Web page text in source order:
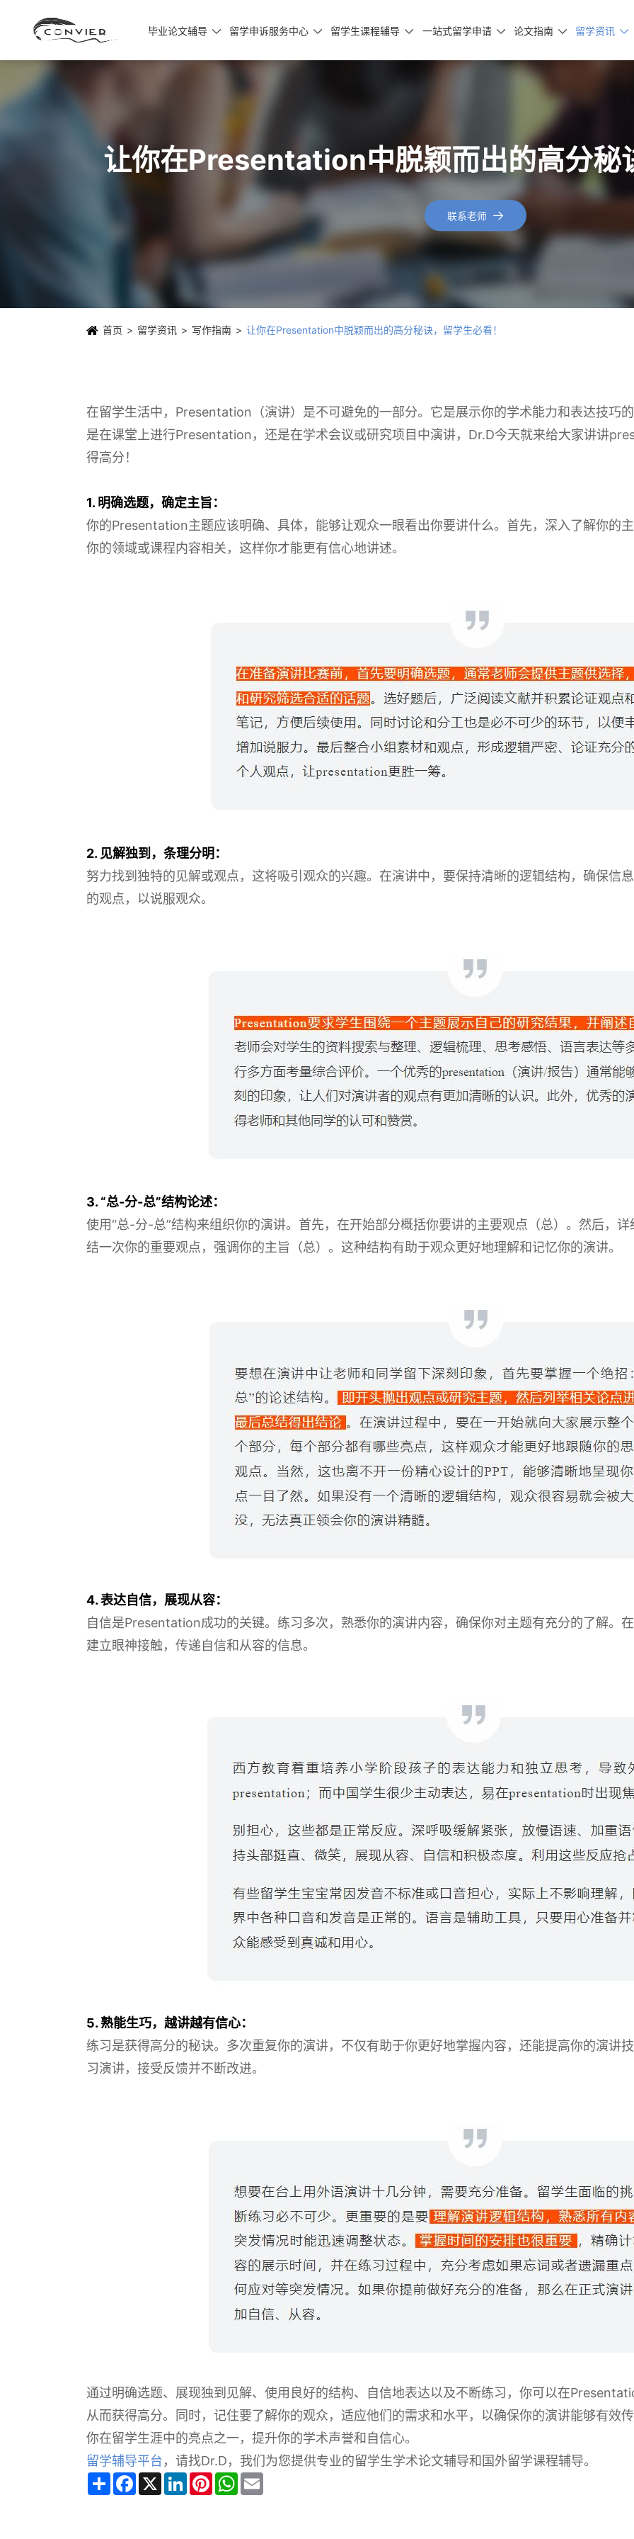
毕业论文辅导  留学申诉服务中心  留学生课程辅导  一站式留学申请  论文指南  留学资讯 
让你在Presentation中脱颖而出的高分秘
联系老师 
首页 留学资讯 写作指南 让你在Presentation中脱颖而出的高分秘诀，留学生必看！
在留学生活中，Presentation（演讲）是不可避免的一部分。它是展示你的学术能力和表达技巧
是在课堂上进行Presentation，还是在学术会议或研究项目中演讲，Dr.D今天就来给大家讲讲
得高分！
1. 明确选题，确定主旨：
你的Presentation主题应该明确、具体，能够让观众一眼看出你要讲什么。首先，深入了解你的
你的领域或课程内容相关，这样你才能更有信心地讲述。
2. 见解独到，条理分明：
努力找到独特的见解或观点，这将吸引观众的兴趣。在演讲中，要保持清晰的逻辑结构，确保信
的观点，以说服观众。
3. “总-分-总”结构论述：
使用“总-分-总”结构来组织你的演讲。首先，在开始部分概括你要讲的主要观点（总）。然后，
结一次你的重要观点，强调你的主旨（总）。这种结构有助于观众更好地理解和记忆你的演讲。
4. 表达自信，展现从容：
自信是Presentation成功的关键。练习多次，熟悉你的演讲内容，确保你对主题有充分的了解。
建立眼神接触，传递自信和从容的信息。
5. 熟能生巧，越讲越有信心：
练习是获得高分的秘诀。多次重复你的演讲，不仅有助于你更好地掌握内容，还能提高你的演讲
习演讲，接受反馈并不断改进。
通过明确选题、展现独到见解、使用良好的结构、自信地表达以及不断练习，你可以在
从而获得高分。同时，记住要了解你的观众，适应他们的需求和水平，以确保你的演讲能够有效
你在留学生涯中的亮点之一，提升你的学术声誉和自信心。
留学辅导平台，请找Dr.D，我们为您提供专业的留学生学术论文辅导和国外留学课程辅导。
Share Facebook
X LinkedInPinterestWhatsApp